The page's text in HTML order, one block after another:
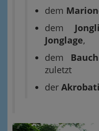
dem
dem
Jonglage,
dem
zuletzt
der